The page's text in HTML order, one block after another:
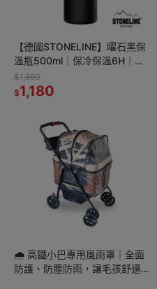
【德國STONELINE】曜石黑保
溫瓶500ml｜保冷保溫6H｜彈
簧扣便攜｜戶外健身必備
$1,880
$1,180
🌧️ 高鐵小巴專用風雨罩｜全面
防護、防塵防雨，讓毛孩舒適